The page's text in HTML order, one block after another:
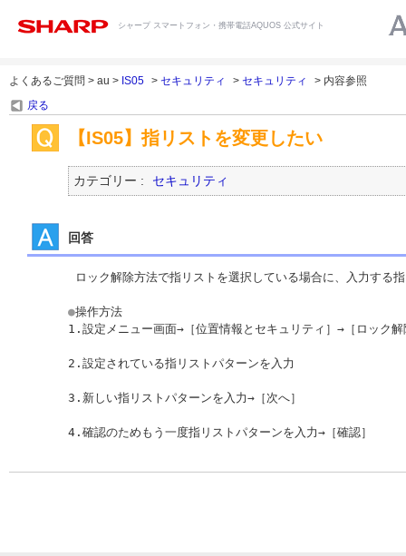
シャープ スマートフォン・携帯電話AQUOS 公式サイト
よくあるご質問 > au > IS05 > セキュリティ > セキュリティ
> 内容参照
戻る
【IS05】指リストを変更したい
カテゴリー : セキュリティ
回答
ロック解除方法で指リストを選択している場合に、入力する
●操作方法
1.設定メニュー画面→［位置情報とセキュリティ］→［ロック
2.設定されている指リストパターンを入力
3.新しい指リストパターンを入力→［次へ］
4.確認のためもう一度指リストパターンを入力→［確認］